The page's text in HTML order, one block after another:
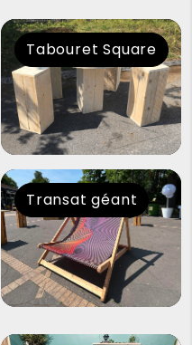
Tabouret Square
Transat géant